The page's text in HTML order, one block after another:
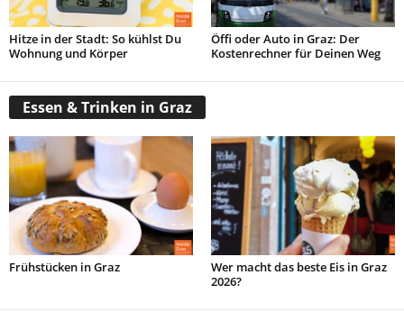
Hitze in der Stadt: So kühlst Du
Wohnung und Körper
Öffi oder Auto in Graz: Der
Kostenrechner für Deinen Weg
Essen & Trinken in Graz
Frühstücken in Graz
Wer macht das beste Eis in Graz
2026?